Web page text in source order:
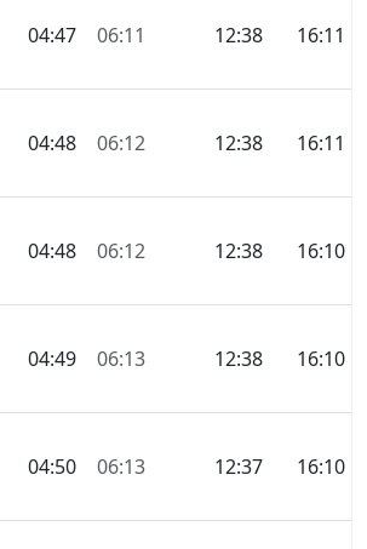
04:47 06:11 12:38 16:11
04:48 06:12 12:38 16:11
04:48 06:12 12:38 16:10
04:49 06:13 12:38 16:10
04:50 06:13 12:37 16:10